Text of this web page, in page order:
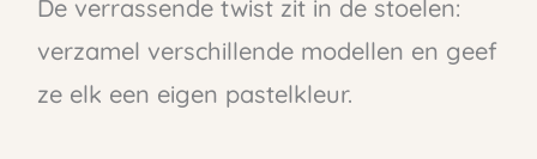
De verrassende twist zit in de stoelen:
verzamel verschillende modellen en geef
ze elk een eigen pastelkleur.